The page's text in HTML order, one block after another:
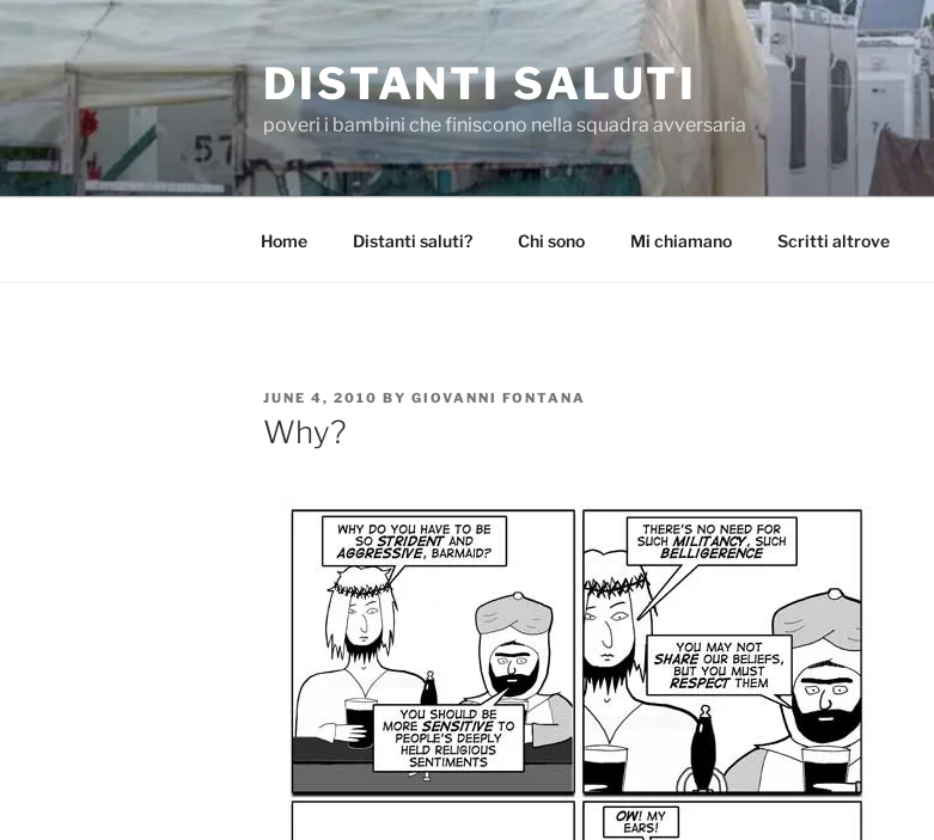
content
DISTANTI SALUTI
poveri i bambini che finiscono nella squadra avversaria
Home Distanti saluti? Chi sono Mi chiamano Scritti altrove
POSTED
ON
JUNE 4, 2010 BY GIOVANNI FONTANA
Why?